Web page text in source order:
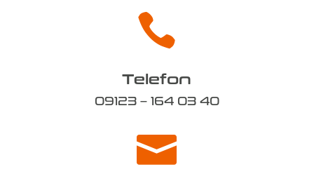

Telefon
09123 – 164 03 40
